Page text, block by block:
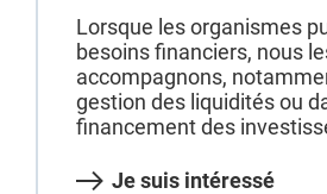
Lorsque les organismes
besoins financiers, nous
accompagnons,
gestion des liquidités ou
financement des
Je suis intéressé